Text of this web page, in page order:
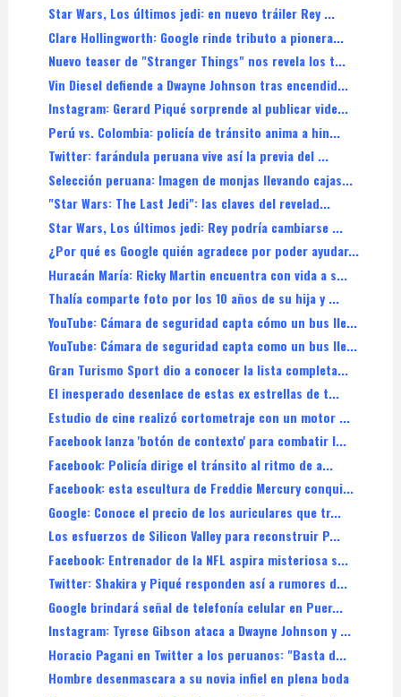
Star Wars, Los últimos jedi: en nuevo tráiler Rey ...
Clare Hollingworth: Google rinde tributo a pionera...
Nuevo teaser de "Stranger Things" nos revela los t...
Vin Diesel defiende a Dwayne Johnson tras encendid...
Instagram: Gerard Piqué sorprende al publicar vide...
Perú vs. Colombia: policía de tránsito anima a hin...
Twitter: farándula peruana vive así la previa del ...
Selección peruana: Imagen de monjas llevando cajas...
"Star Wars: The Last Jedi": las claves del revelad...
Star Wars, Los últimos jedi: Rey podría cambiarse ...
¿Por qué es Google quién agradece por poder ayudar...
Huracán María: Ricky Martin encuentra con vida a s...
Thalía comparte foto por los 10 años de su hija y ...
YouTube: Cámara de seguridad capta cómo un bus lle...
YouTube: Cámara de seguridad capta como un bus lle...
Gran Turismo Sport dio a conocer la lista completa...
El inesperado desenlace de estas ex estrellas de t...
Estudio de cine realizó cortometraje con un motor ...
Facebook lanza 'botón de contexto' para combatir l...
Facebook: Policía dirige el tránsito al ritmo de a...
Facebook: esta escultura de Freddie Mercury conqui...
Google: Conoce el precio de los auriculares que tr...
Los esfuerzos de Silicon Valley para reconstruir P...
Facebook: Entrenador de la NFL aspira misteriosa s...
Twitter: Shakira y Piqué responden así a rumores d...
Google brindará señal de telefonía celular en Puer...
Instagram: Tyrese Gibson ataca a Dwayne Johnson y ...
Horacio Pagani en Twitter a los peruanos: "Basta d...
Hombre desenmascara a su novia infiel en plena boda